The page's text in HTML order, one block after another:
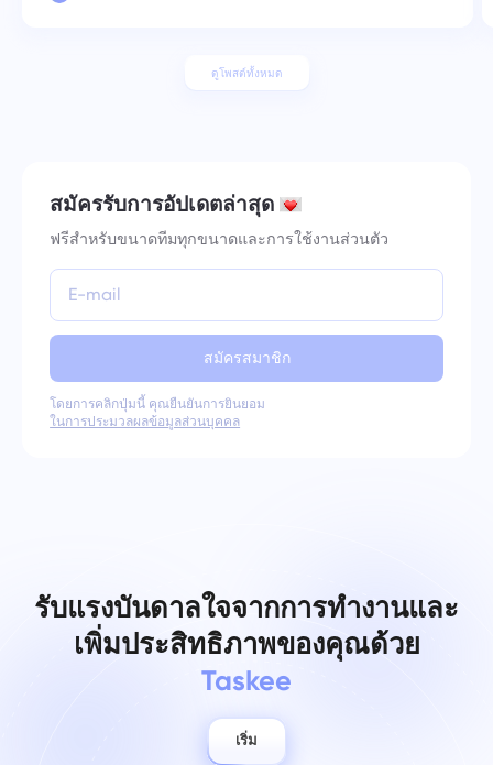
ดูโพสต์ทั้งหมด
สมัครรับการอัปเดตล่าสุด
ฟรีสำหรับขนาดทีมทุกขนาดและการใช้งานส่วนตัว
สมัครสมาชิก
โดยการคลิกปุ่มนี้ คุณยืนยันการยินยอม
ในการประมวลผลข้อมูลส่วนบุคคล
รับแรงบันดาลใจจากการทำงานและ
เพิ่มประสิทธิภาพของคุณด้วย
Taskee
เริ่ม